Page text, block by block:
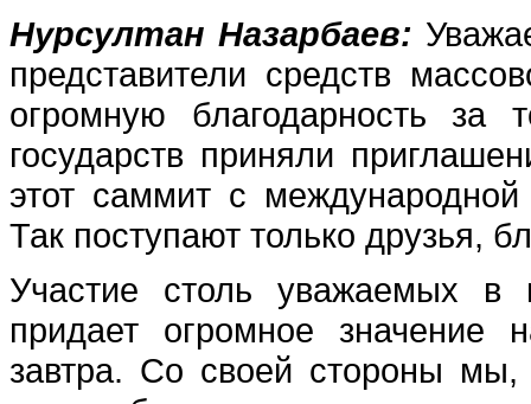
Нурсултан Назарбаев:
представители средств
огромную благодарность за
государств приняли
этот саммит с
Так поступают только друзья,
Участие столь уважаемых в
придает огромное значение
завтра. Со своей стороны